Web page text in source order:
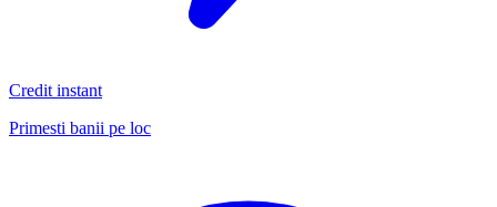
Credit instant
Primesti banii pe loc